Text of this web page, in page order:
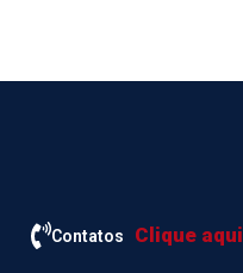
Contatos Clique aqui